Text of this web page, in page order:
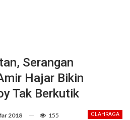
Serangan
Hajar Bikin
Tak Berkutik
OLAHRAGA
2018 155